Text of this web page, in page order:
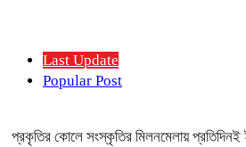
Last Update
Popular Post
প্রকৃতির কোলে সংস্কৃতির মিলনমেলায় প্রতিদিনই